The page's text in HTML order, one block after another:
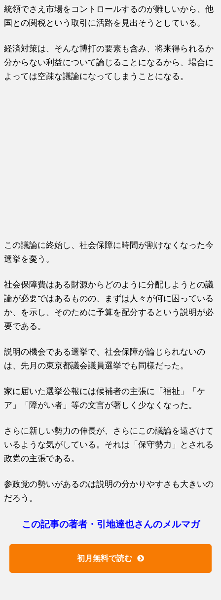
統領でさえ市場をコントロールするのが難しいから、他
国との関税という取引に活路を見出そうとしている。
経済対策は、そんな博打の要素も含み、将来得られるか
分からない利益について論じることになるから、場合に
よっては空疎な議論になってしまうことになる。
この議論に終始し、社会保障に時間が割けなくなった今
選挙を憂う。
社会保障費はある財源からどのように分配しようとの議
論が必要ではあるものの、まずは人々が何に困っている
か、を示し、そのために予算を配分するという説明が必
要である。
説明の機会である選挙で、社会保障が論じられないの
は、先月の東京都議会議員選挙でも同様だった。
家に届いた選挙公報には候補者の主張に「福祉」「ケ
ア」「障がい者」等の文言が著しく少なくなった。
さらに新しい勢力の伸長が、さらにこの議論を遠ざけて
いるような気がしている。それは「保守勢力」とされる
政党の主張である。
参政党の勢いがあるのは説明の分かりやすさも大きいの
だろう。
この記事の著者・引地達也さんのメルマガ
初月無料で読む